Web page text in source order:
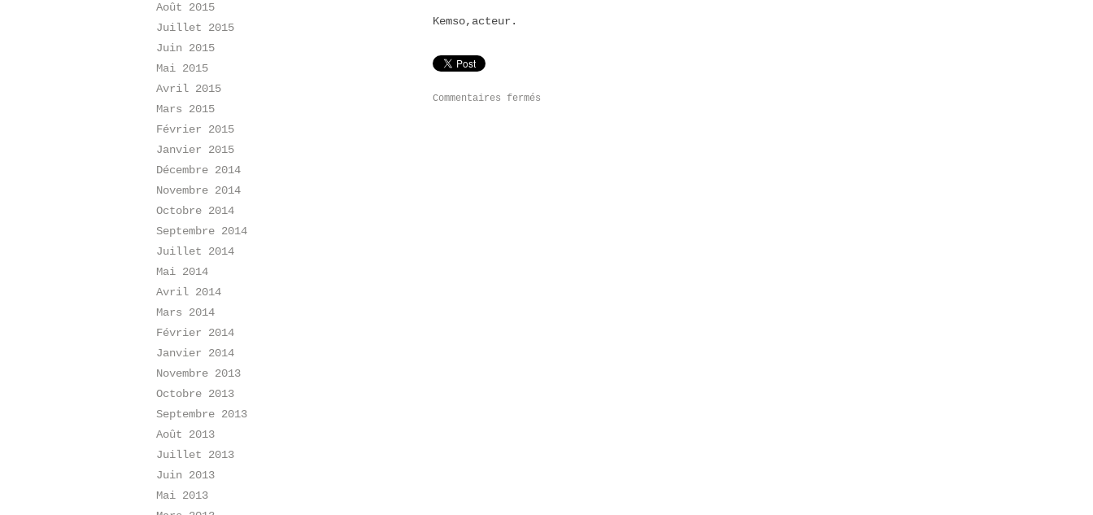
Kemso,acteur.
Commentaires fermés
Août 2015
Juillet 2015
Juin 2015
Mai 2015
Avril 2015
Mars 2015
Février 2015
Janvier 2015
Décembre 2014
Novembre 2014
Octobre 2014
Septembre 2014
Juillet 2014
Mai 2014
Avril 2014
Mars 2014
Février 2014
Janvier 2014
Novembre 2013
Octobre 2013
Septembre 2013
Août 2013
Juillet 2013
Juin 2013
Mai 2013